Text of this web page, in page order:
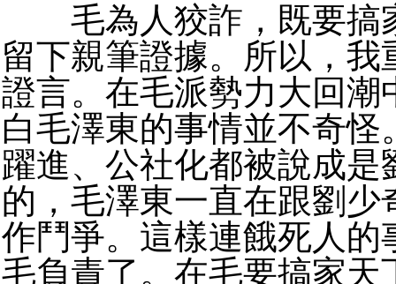
毛為人狡詐，既要搞
留下親筆證據。所以，我
證言。在毛派勢力大回潮
白毛澤東的事情並不奇怪
躍進、公社化都被說成是
的，毛澤東一直在跟劉少
作鬥爭。這樣連餓死人的
毛負責了。在毛要搞家天